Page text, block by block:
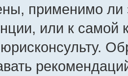
применимо ли
или к самой